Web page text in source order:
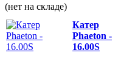
(нет на складе)
Катер
Phaeton -
16.00S